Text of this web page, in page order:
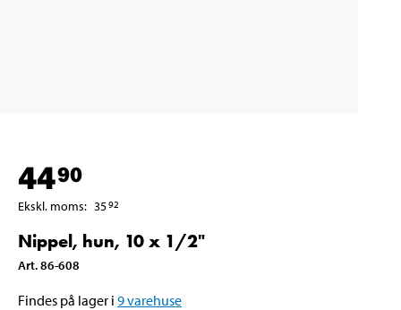
4490
Ekskl. moms: 3592
Nippel, hun, 10 x 1/2"
Art.86-608
Findes på lager i 9varehuse